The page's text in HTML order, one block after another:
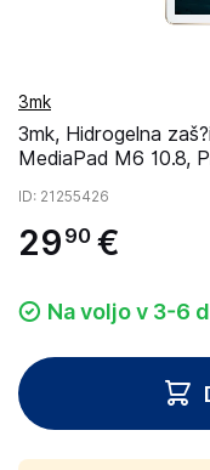
3mk
3mk, Hidrogelna
MediaPad M6 10.8,
ID: 21255426
29 90 €
Na voljo v 3-6